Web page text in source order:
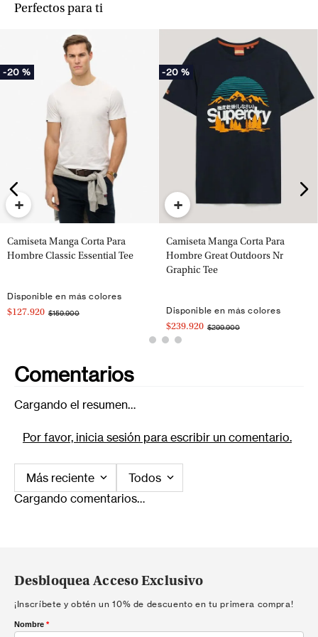
Perfectos para ti
-20 %
+
Camiseta Manga Corta Para
Hombre Classic Essential Tee
Disponible en más colores
$127.920 $159.900
-20 %
+
Camiseta Manga Corta Para
Hombre Great Outdoors Nr
Graphic Tee
Disponible en más colores
$239.920 $299.900
Comentarios
Cargando el resumen…
Por favor, inicia sesión para escribir un comentario.
Más reciente
Todos
Cargando comentarios…
Desbloquea Acceso Exclusivo
¡Inscríbete y obtén un 10% de descuento en tu primera compra!
Nombre *